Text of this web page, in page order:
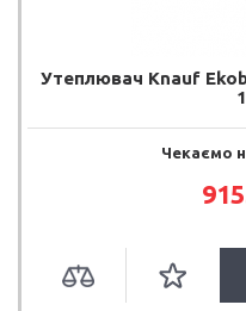
Утеплювач Knauf
Чекаємо